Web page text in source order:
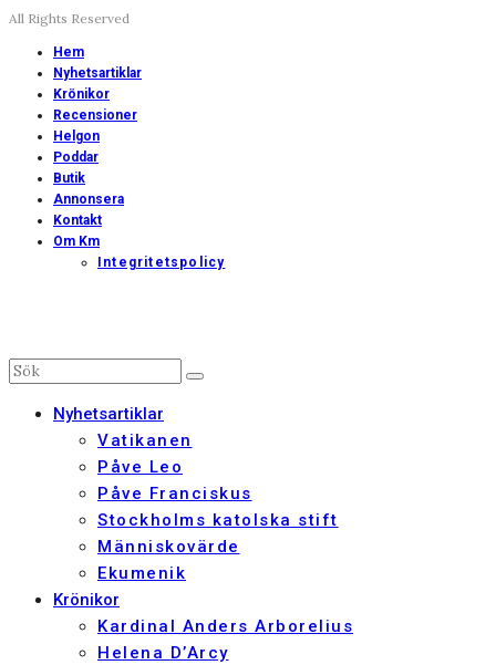
All Rights Reserved
Hem
Nyhetsartiklar
Krönikor
Recensioner
Helgon
Poddar
Butik
Annonsera
Kontakt
Om Km
Integritetspolicy
Nyhetsartiklar
Vatikanen
Påve Leo
Påve Franciskus
Stockholms katolska stift
Människovärde
Ekumenik
Krönikor
Kardinal Anders Arborelius
Helena D’Arcy